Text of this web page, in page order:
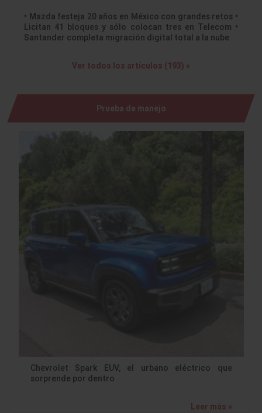
• Mazda festeja 20 años en México con grandes retos •
Licitan 41 bloques y sólo colocan tres en Telecom •
Santander completa migración digital total a la nube
Ver todos los artículos (193) »
Prueba de manejo
Chevrolet Spark EUV, el urbano eléctrico que
sorprende por dentro
Leer más »